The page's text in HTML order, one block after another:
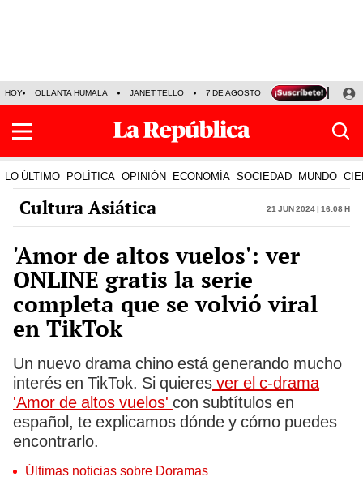
HOY OLLANTA HUMALA JANET TELLO 7 DE AGOSTO TINKA RESULTADOS
LO ÚLTIMO POLÍTICA OPINIÓN ECONOMÍA SOCIEDAD MUNDO
Cultura Asiática 21 Jun 2024 | 16:08 h
'Amor de altos vuelos': ver
ONLINE gratis la serie
completa que se volvió viral
en TikTok
Un nuevo drama chino está generando mucho
interés en TikTok. Si quieres ver el c-drama
'Amor de altos vuelos' con subtítulos en
español, te explicamos dónde y cómo puedes
encontrarlo.
Últimas noticias sobre Doramas